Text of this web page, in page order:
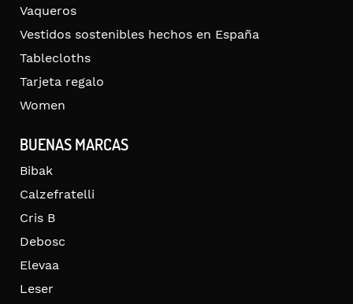
Vaqueros
Vestidos sostenibles hechos en España
Tablecloths
Tarjeta regalo
Women
BUENAS MARCAS
Bibak
Calzefratelli
Cris B
Debosc
Elevaa
Leser